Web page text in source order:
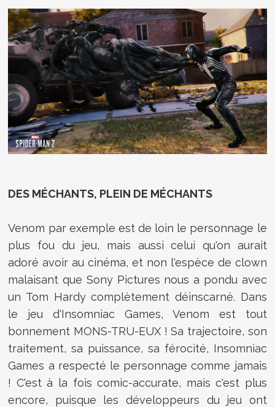
DES MÉCHANTS, PLEIN DE MÉCHANTS
Venom par exemple est de loin le personnage le
plus fou du jeu, mais aussi celui qu'on aurait
adoré avoir au cinéma, et non l'espèce de clown
malaisant que Sony Pictures nous a pondu avec
un Tom Hardy complètement déinscarné. Dans
le jeu d'Insomniac Games, Venom est tout
bonnement MONS-TRU-EUX ! Sa trajectoire, son
traitement, sa puissance, sa férocité, Insomniac
Games a respecté le personnage comme jamais
! C'est à la fois comic-accurate, mais c'est plus
encore, puisque les développeurs du jeu ont